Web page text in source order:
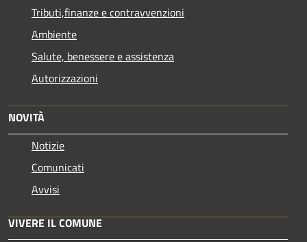
Tributi,finanze e contravvenzioni
Ambiente
Salute, benessere e assistenza
Autorizzazioni
NOVITÀ
Notizie
Comunicati
Avvisi
VIVERE IL COMUNE